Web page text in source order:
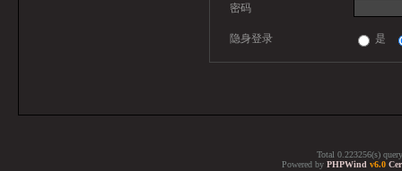
密码
隐身登录 是
Total 0.223256(s)
Powered by PHPWind v6.0